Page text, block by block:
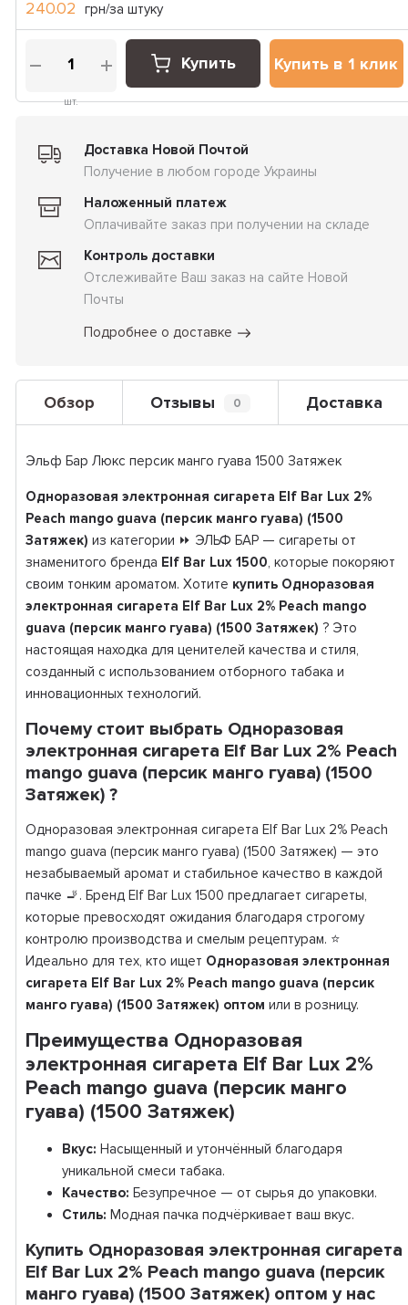
240.02 грн/за штуку
шт.
Купить Купить в 1 клик
Доставка Новой Почтой
Получение в любом городе Украины
Наложенный платеж
Оплачивайте заказ при получении на складе
Контроль доставки
Отслеживайте Ваш заказ на сайте Новой
Почты
Подробнее о доставке
Обзор Отзывы 0 Доставка
Эльф Бар Люкс персик манго гуава 1500 Затяжек
Одноразовая электронная сигарета Elf Bar Lux 2%
Peach mango guava (персик манго гуава) (1500
Затяжек) из категории ⏩ ЭЛЬФ БАР — сигареты от
знаменитого бренда Elf Bar Lux 1500, которые покоряют
своим тонким ароматом. Хотите купить Одноразовая
электронная сигарета Elf Bar Lux 2% Peach mango
guava (персик манго гуава) (1500 Затяжек) ? Это
настоящая находка для ценителей качества и стиля,
созданный с использованием отборного табака и
инновационных технологий.
Почему стоит выбрать Одноразовая
электронная сигарета Elf Bar Lux 2% Peach
mango guava (персик манго гуава) (1500
Затяжек) ?
Одноразовая электронная сигарета Elf Bar Lux 2% Peach
mango guava (персик манго гуава) (1500 Затяжек) — это
незабываемый аромат и стабильное качество в каждой
пачке 🚬. Бренд Elf Bar Lux 1500 предлагает сигареты,
которые превосходят ожидания благодаря строгому
контролю производства и смелым рецептурам. ⭐
Идеально для тех, кто ищет Одноразовая электронная
сигарета Elf Bar Lux 2% Peach mango guava (персик
манго гуава) (1500 Затяжек) оптом или в розницу.
Преимущества Одноразовая
электронная сигарета Elf Bar Lux 2%
Peach mango guava (персик манго
гуава) (1500 Затяжек)
Вкус: Насыщенный и утончённый благодаря
уникальной смеси табака.
Качество: Безупречное — от сырья до упаковки.
Стиль: Модная пачка подчёркивает ваш вкус.
Купить Одноразовая электронная сигарета
Elf Bar Lux 2% Peach mango guava (персик
манго гуава) (1500 Затяжек) оптом у нас